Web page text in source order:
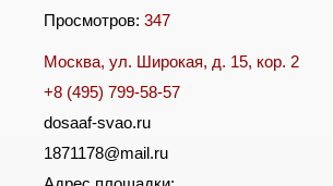
Просмотров: 347
Москва, ул. Широкая, д. 15, кор. 2
+8 (495) 799-58-57
dosaaf-svao.ru
1871178@mail.ru